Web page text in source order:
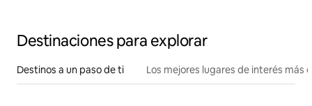
Destinaciones para explorar
Destinos a un paso de ti Los mejores lugares de interés más